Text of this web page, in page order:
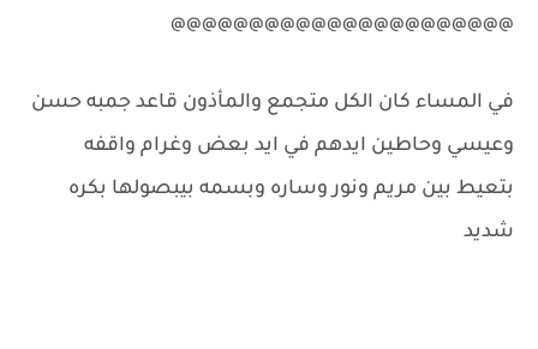
@@@@@@@@@@@@@@@@@@@@@@
في المساء كان الكل متجمع والمأذون قاعد جمبه حسن
وعيسي وحاطين ايدهم في ايد بعض وغرام واقفه
بتعيط بين مريم ونور وساره وبسمه بيبصولها بكره
شديد